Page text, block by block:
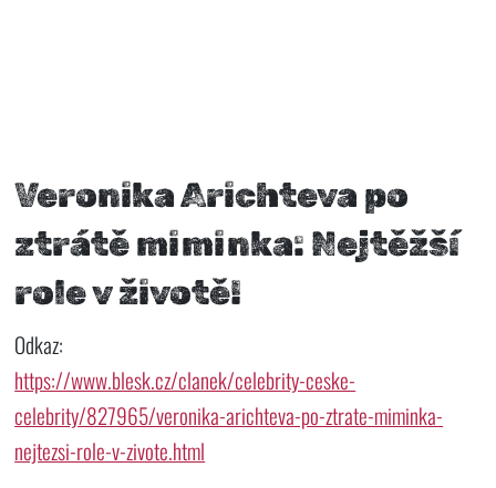
Veronika Arichteva po
ztrátě miminka: Nejtěžší
role v životě!
Odkaz:
https://www.blesk.cz/clanek/celebrity-ceske-
celebrity/827965/veronika-arichteva-po-ztrate-miminka-
nejtezsi-role-v-zivote.html